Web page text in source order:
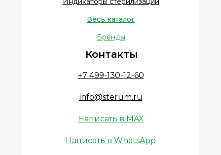
+7 499-130-12-60
info@sterum.ru
Написать в MAX
Написать в WhatsApp
Контакты
Весь каталог
Бренды